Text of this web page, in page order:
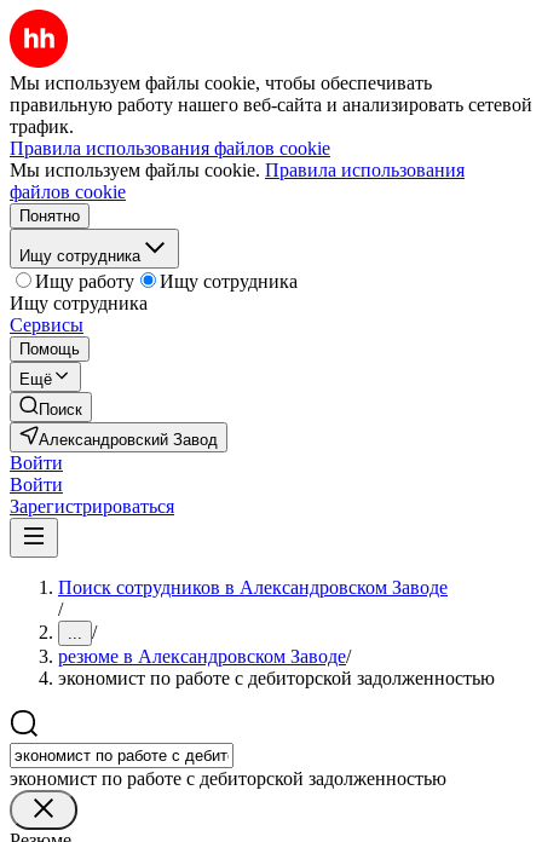
Мы используем файлы cookie, чтобы обеспечивать
правильную работу нашего веб-сайта и анализировать сетевой
трафик.
Правила использования файлов cookie
Мы используем файлы cookie. Правила использования
файлов cookie
Понятно
Ищу сотрудника
Ищу работу
Ищу сотрудника
Ищу сотрудника
Сервисы
Помощь
Ещё
Поиск
Александровский Завод
Войти
Войти
Зарегистрироваться
Поиск сотрудников в Александровском Заводе
/
... /
резюме в Александровском Заводе/
экономист по работе с дебиторской задолженностью
экономист по работе с дебиторской задолженностью